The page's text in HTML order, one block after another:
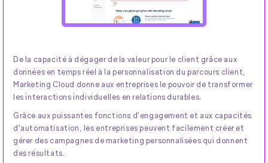
De la capacité à dégager de la valeur pour le client grâce aux
données en temps réel à la personnalisation du parcours client,
Marketing Cloud donne aux entreprises le pouvoir de transformer
les interactions individuelles en relations durables.
Grâce aux puissantes fonctions d'engagement et aux capacités
d'automatisation, les entreprises peuvent facilement créer et
gérer des campagnes de marketing personnalisées qui donnent
des résultats.